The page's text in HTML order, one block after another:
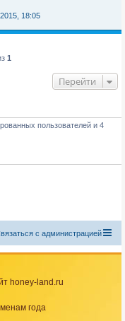
18:05
1
Перейти
пользователей и 4
с администрацией
honey-land.ru
года